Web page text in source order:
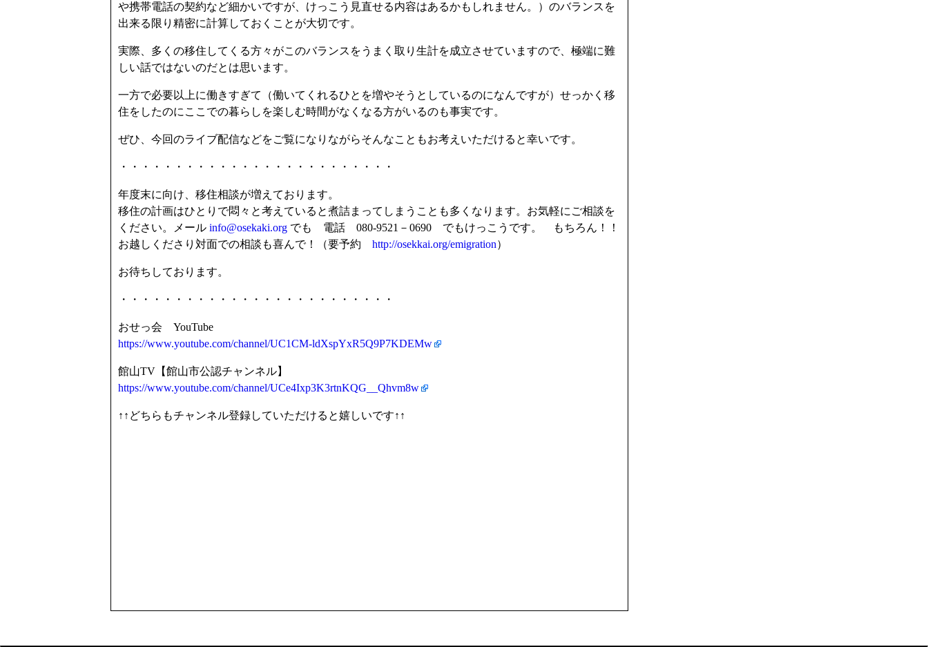
や携帯電話の契約など細かいですが、けっこう見直せる内容はあるかもしれません。）のバランスを
出来る限り精密に計算しておくことが大切です。
実際、多くの移住してくる方々がこのバランスをうまく取り生計を成立させていますので、極端に難
しい話ではないのだとは思います。
一方で必要以上に働きすぎて（働いてくれるひとを増やそうとしているのになんですが）せっかく移
住をしたのにここでの暮らしを楽しむ時間がなくなる方がいるのも事実です。
ぜひ、今回のライブ配信などをご覧になりながらそんなこともお考えいただけると幸いです。
・・・・・・・・・・・・・・・・・・・・・・・・・
年度末に向け、移住相談が増えております。
移住の計画はひとりで悶々と考えていると煮詰まってしまうことも多くなります。お気軽にご相談を
ください。メール info@osekaki.org でも 電話 080-9521－0690 でもけっこうです。 もちろん！！
お越しくださり対面での相談も喜んで！（要予約 http://osekkai.org/emigration）
お待ちしております。
・・・・・・・・・・・・・・・・・・・・・・・・・
おせっ会 YouTube
https://www.youtube.com/channel/UC1CM-ldXspYxR5Q9P7KDEMw
館山TV【館山市公認チャンネル】
https://www.youtube.com/channel/UCe4Ixp3K3rtnKQG__Qhvm8w
↑↑どちらもチャンネル登録していただけると嬉しいです↑↑